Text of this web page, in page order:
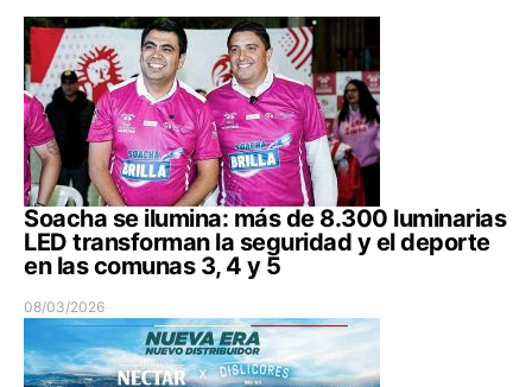
Soacha se ilumina: más de 8.300 luminarias
LED transforman la seguridad y el deporte
en las comunas 3, 4 y 5
08/03/2026